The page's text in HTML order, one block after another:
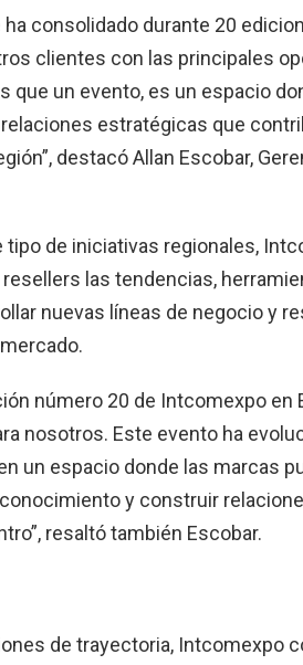
consolidado durante 20
clientes con las principales
que un evento, es un espacio
estratégicas que
destacó Allan Escobar,
tipo de iniciativas regionales,
resellers las tendencias,
nuevas líneas de negocio y
número 20 de Intcomexpo en
nosotros. Este evento ha
un espacio donde las marcas
y construir
resaltó también Escobar.
de trayectoria, Intcomexpo